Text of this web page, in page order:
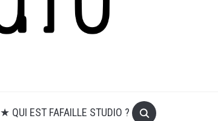
★ QUI EST FAFAILLE STUDIO ?